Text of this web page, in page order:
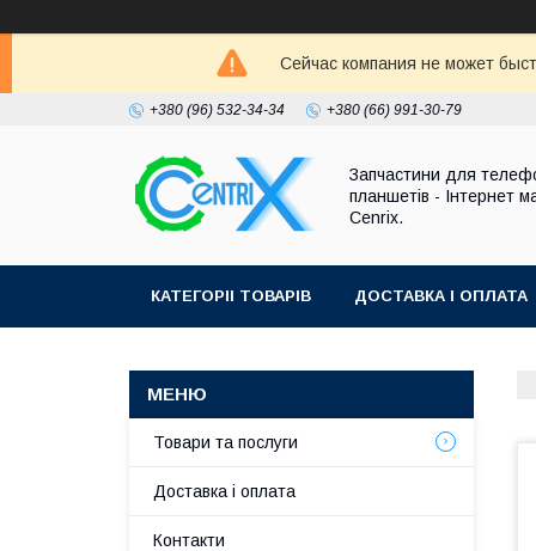
Сейчас компания не может
+380 (96) 532-34-34 +380 (66) 991-30-79
Запчастини для
планшетів - Інтернет
Cenrix.
КАТЕГОРІІ ТОВАРІВ ДОСТАВКА І ОПЛАТА
Товари та послуги
Доставка і оплата
Контакти